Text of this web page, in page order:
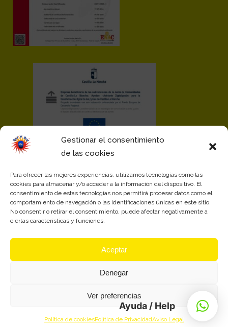
Gestionar el consentimiento
de las cookies
Para ofrecer las mejores experiencias, utilizamos tecnologías como las
cookies para almacenar y/o acceder a la información del dispositivo. El
consentimiento de estas tecnologías nos permitirá procesar datos como el
comportamiento de navegación o las identificaciones únicas en este sitio.
No consentir o retirar el consentimiento, puede afectar negativamente a
ciertas características y funciones.
Aceptar
Denegar
Ver preferencias
Política de cookiesPolítica de PrivacidadAviso Legal
© Soluciones Industriales y Soldadura 2008, S.L.U. - SOLYSOL. Todos los derechos
reservados.
Ayuda / Help